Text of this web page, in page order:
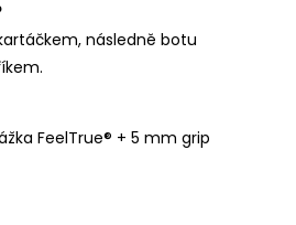
následně botu
FeelTrue® + 5 mm grip